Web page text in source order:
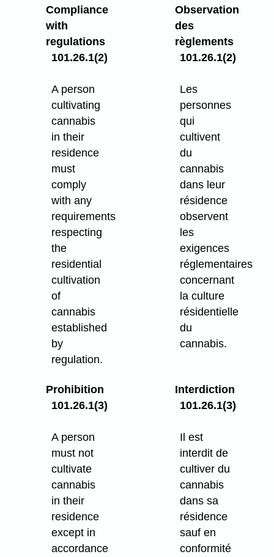
Compliance
with
regulations
101.26.1(2)
A person
cultivating
cannabis
in their
residence
must
comply
with any
requirements
respecting
the
residential
cultivation
of
cannabis
established
by
regulation.
Observation
des
règlements
101.26.1(2)
Les
personnes
qui
cultivent
du
cannabis
dans leur
résidence
observent
les
exigences
réglementaires
concernant
la culture
résidentielle
du
cannabis.
Prohibition
101.26.1(3)
A person
must not
cultivate
cannabis
in their
residence
except in
accordance
Interdiction
101.26.1(3)
Il est
interdit de
cultiver du
cannabis
dans sa
résidence
sauf en
conformité